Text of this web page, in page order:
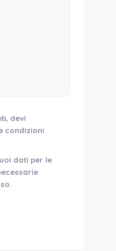
devi
condizioni
dati per le